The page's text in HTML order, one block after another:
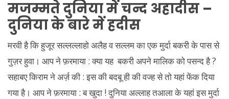
मजम्मते दुनिया में चन्द अहादीस –
दुनिया के बारे में हदीस
मरवी है कि हुजूर सल्लल्लाहो अलैह व सल्लम का एक मुर्दा बकरी के पास से
गुज़र हुवा। आप ने फ़रमाया : क्या यह बकरी अपने मालिक को पसन्द है ?
सहाबए किराम ने अर्ज़ की : इस की बदबू ही की वज्ह से तो यहां फेंक दिया
गया है। आप ने फ़रमाया : ब खुदा ! दुनिया अल्लाह तआला के यहां इस मुर्दा